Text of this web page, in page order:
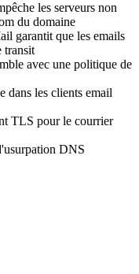
les serveurs non
du domaine
garantit que les emails
transit
avec une politique de
dans les clients email
TLS pour le courrier
DNS